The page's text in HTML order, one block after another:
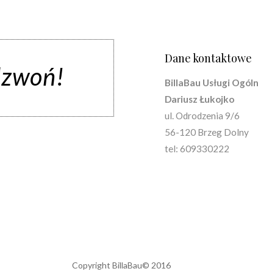
Dane kontaktowe
BillaBau Usługi
Dariusz Łukojko
ul. Odrodzenia 9/6
56-120 Brzeg Dolny
tel: 609330222
Copyright BillaBau© 2016